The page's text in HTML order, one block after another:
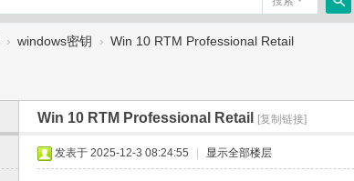
搜
› windows密钥 › Win 10 RTM Professional Retail
Win 10 RTM Professional Retail [复制链接]
发表于 2025-12-3 08:24:55 显示全部楼层